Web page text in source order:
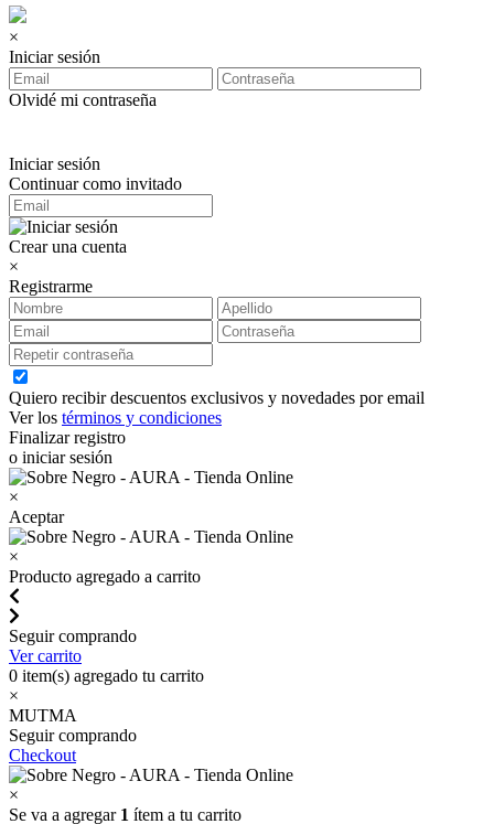
×
Iniciar sesión
Olvidé mi contraseña
Iniciar sesión
Continuar como invitado
Crear una cuenta
×
Registrarme
Quiero recibir descuentos exclusivos y novedades por email
Ver los términos y condiciones
Finalizar registro
o iniciar sesión
×
Aceptar
×
Producto agregado a carrito
Seguir comprando
Ver carrito
0 item(s) agregado tu carrito
×
MUTMA
Seguir comprando
Checkout
×
Se va a agregar 1 ítem a tu carrito